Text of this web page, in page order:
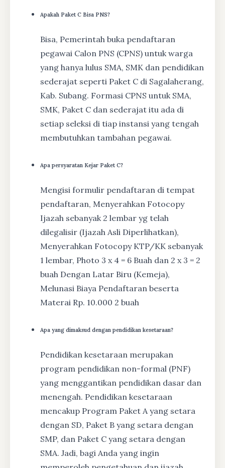
Apakah Paket C Bisa PNS?
Bisa, Pemerintah buka pendaftaran
pegawai Calon PNS (CPNS) untuk warga
yang hanya lulus SMA, SMK dan pendidikan
sederajat seperti Paket C di Sagalaherang,
Kab. Subang. Formasi CPNS untuk SMA,
SMK, Paket C dan sederajat itu ada di
setiap seleksi di tiap instansi yang tengah
membutuhkan tambahan pegawai.
Apa persyaratan Kejar Paket C?
Mengisi formulir pendaftaran di tempat
pendaftaran, Menyerahkan Fotocopy
Ijazah sebanyak 2 lembar yg telah
dilegalisir (Ijazah Asli Diperlihatkan),
Menyerahkan Fotocopy KTP/KK sebanyak
1 lembar, Photo 3 x 4 = 6 Buah dan 2 x 3 = 2
buah Dengan Latar Biru (Kemeja),
Melunasi Biaya Pendaftaran beserta
Materai Rp. 10.000 2 buah
Apa yang dimaksud dengan pendidikan kesetaraan?
Pendidikan kesetaraan merupakan
program pendidikan non-formal (PNF)
yang menggantikan pendidikan dasar dan
menengah. Pendidikan kesetaraan
mencakup Program Paket A yang setara
dengan SD, Paket B yang setara dengan
SMP, dan Paket C yang setara dengan
SMA. Jadi, bagi Anda yang ingin